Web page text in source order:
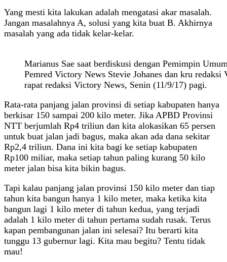
Yang mesti kita lakukan adalah mengatasi akar masalah.
Jangan masalahnya A, solusi yang kita buat B. Akhirnya
masalah yang ada tidak kelar-kelar.
Marianus Sae saat berdiskusi dengan Pemimpin
Pemred Victory News Stevie Johanes dan kru
rapat redaksi Victory News, Senin (11/9/17) pagi.
Rata-rata panjang jalan provinsi di setiap kabupaten hanya
berkisar 150 sampai 200 kilo meter. Jika APBD Provinsi
NTT berjumlah Rp4 triliun dan kita alokasikan 65 persen
untuk buat jalan jadi bagus, maka akan ada dana sekitar
Rp2,4 triliun. Dana ini kita bagi ke setiap kabupaten
Rp100 miliar, maka setiap tahun paling kurang 50 kilo
meter jalan bisa kita bikin bagus.
Tapi kalau panjang jalan provinsi 150 kilo meter dan tiap
tahun kita bangun hanya 1 kilo meter, maka ketika kita
bangun lagi 1 kilo meter di tahun kedua, yang terjadi
adalah 1 kilo meter di tahun pertama sudah rusak. Terus
kapan pembangunan jalan ini selesai? Itu berarti kita
tunggu 13 gubernur lagi. Kita mau begitu? Tentu tidak
mau!